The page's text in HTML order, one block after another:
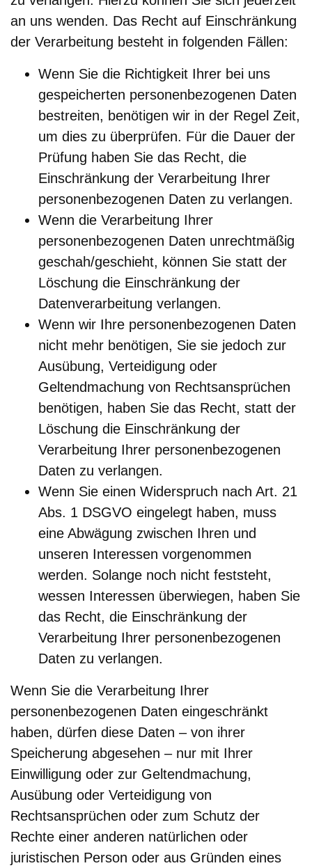
an uns wenden. Das Recht auf Einschränkung
der Verarbeitung besteht in folgenden Fällen:
Wenn Sie die Richtigkeit Ihrer bei uns
gespeicherten personenbezogenen Daten
bestreiten, benötigen wir in der Regel Zeit,
um dies zu überprüfen. Für die Dauer der
Prüfung haben Sie das Recht, die
Einschränkung der Verarbeitung Ihrer
personenbezogenen Daten zu verlangen.
Wenn die Verarbeitung Ihrer
personenbezogenen Daten unrechtmäßig
geschah/geschieht, können Sie statt der
Löschung die Einschränkung der
Datenverarbeitung verlangen.
Wenn wir Ihre personenbezogenen Daten
nicht mehr benötigen, Sie sie jedoch zur
Ausübung, Verteidigung oder
Geltendmachung von Rechtsansprüchen
benötigen, haben Sie das Recht, statt der
Löschung die Einschränkung der
Verarbeitung Ihrer personenbezogenen
Daten zu verlangen.
Wenn Sie einen Widerspruch nach Art. 21
Abs. 1 DSGVO eingelegt haben, muss
eine Abwägung zwischen Ihren und
unseren Interessen vorgenommen
werden. Solange noch nicht feststeht,
wessen Interessen überwiegen, haben Sie
das Recht, die Einschränkung der
Verarbeitung Ihrer personenbezogenen
Daten zu verlangen.
Wenn Sie die Verarbeitung Ihrer
personenbezogenen Daten eingeschränkt
haben, dürfen diese Daten – von ihrer
Speicherung abgesehen – nur mit Ihrer
Einwilligung oder zur Geltendmachung,
Ausübung oder Verteidigung von
Rechtsansprüchen oder zum Schutz der
Rechte einer anderen natürlichen oder
juristischen Person oder aus Gründen eines